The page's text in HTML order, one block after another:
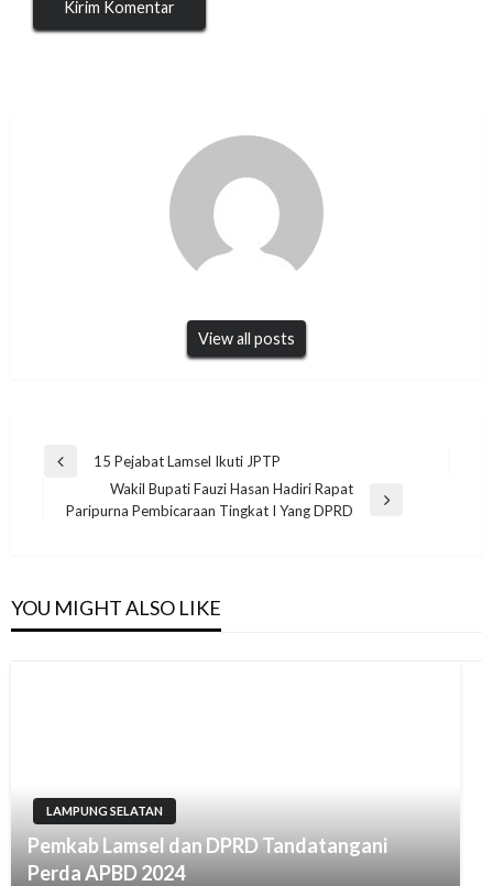
View all posts
Navigasi
Previous
15 Pejabat Lamsel Ikuti JPTP
Next
Wakil Bupati Fauzi Hasan Hadiri Rapat
Paripurna Pembicaraan Tingkat I Yang DPRD
YOU MIGHT ALSO LIKE
LAMPUNG SELATAN
Pemkab Lamsel dan DPRD Tandatangani
Perda APBD 2024